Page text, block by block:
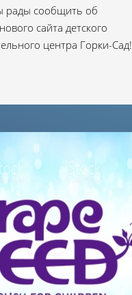
рады сообщить об
сайта детского
центра Горки-Сад!